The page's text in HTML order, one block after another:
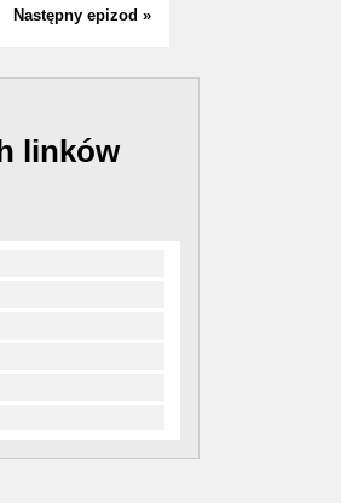
Następny epizod »
linków